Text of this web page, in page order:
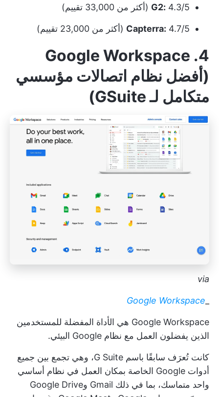
G2: 4.3/5 (أكثر من 33,000 تقييم)
Capterra: 4.7/5 (أكثر من 23,000 تقييم)
4. Google Workspace
(أفضل نظام اتصالات مؤسسي
متكامل لـ GSuite)
via
Google Workspace
Google Workspace هي الأداة المفضلة للمستخدمين
الذين يفضلون العمل مع نظام Google البيئي.
كانت تُعرَف سابقًا باسم G Suite، وهي تجمع بين جميع
أدوات Google الخاصة بمكان العمل في نظام أساسي
واحد متماسك، بما في ذلك Gmail وGoogle Drive